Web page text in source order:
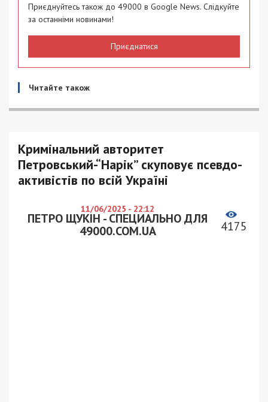
Приєднуйтесь також до 49000 в Google News. Слідкуйте
за останніми новинами!
Приєднатися
Читайте також
Кримінальний авторитет
Петровський-“Нарік” скуповує псевдо-
активістів по всій Україні
11/06/2025 - 22:12
ПЕТРО ЩУКІН - СПЕЦИАЛЬНО ДЛЯ
49000.COM.UA
4175